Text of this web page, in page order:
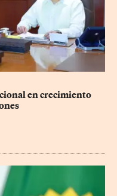
en crecimiento